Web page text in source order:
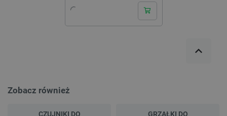
Zobacz również
CZUJNIKI DO GRZAŁKI DO